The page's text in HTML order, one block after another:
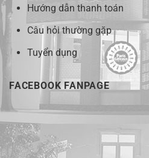
Hướng dẫn thanh toán
Câu hỏi thường gặp
Tuyển dụng
FACEBOOK FANPAGE